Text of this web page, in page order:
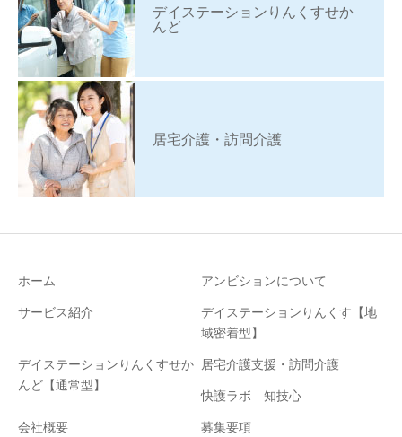
デイステーションりんくすせか
んど
居宅介護・訪問介護
ホーム
アンビションについて
サービス紹介
デイステーションりんくす【地
域密着型】
デイステーションりんくすせか
んど【通常型】
居宅介護支援・訪問介護
快護ラボ 知技心
会社概要
募集要項